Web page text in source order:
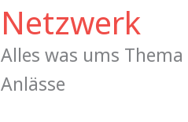
Netzwerk
Alles was ums
Anlässe